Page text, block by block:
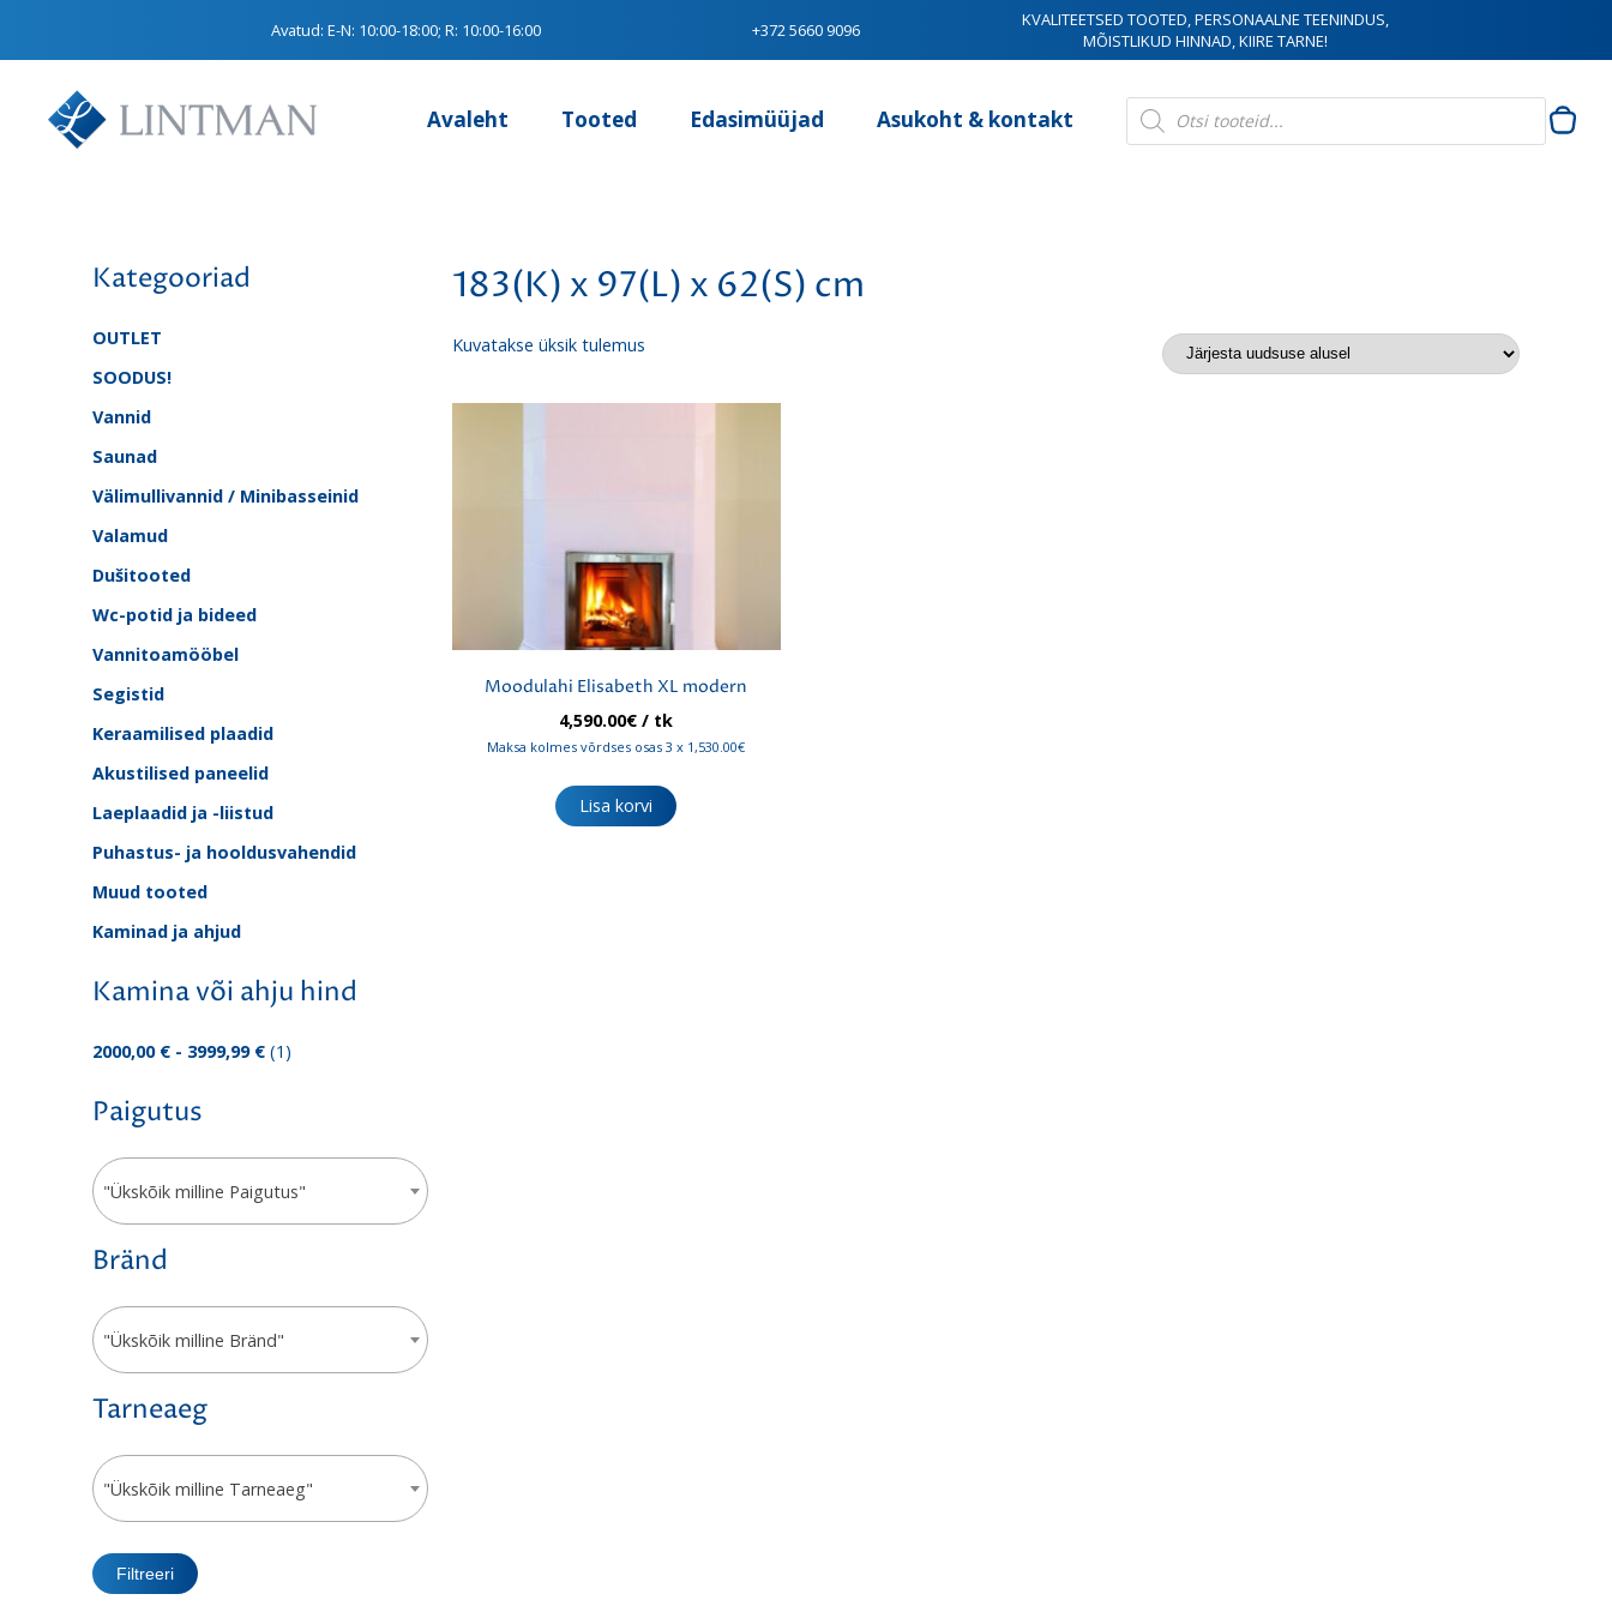
Avatud:E-N: 10:00-18:00; R: 10:00-16:00 +372 5660 9096
KVALITEETSED TOOTED, PERSONAALNE TEENINDUS,
MÕISTLIKUD HINNAD, KIIRE TARNE!
Avaleht Tooted Edasimüüjad Asukoht & kontakt
Products
search
Kategooriad
OUTLET
SOODUS!
Vannid
Saunad
Välimullivannid / Minibasseinid
Valamud
Dušitooted
Wc-potid ja bideed
Vannitoamööbel
Segistid
Keraamilised plaadid
Akustilised paneelid
Laeplaadid ja -liistud
Puhastus- ja hooldusvahendid
Muud tooted
Kaminad ja ahjud
Kamina või ahju hind
2000,00 € - 3999,99 € (1)
Paigutus
"Ükskõik milline Paigutus"
Bränd
"Ükskõik milline Bränd"
Tarneaeg
"Ükskõik milline Tarneaeg"
Filtreeri
183(K) x 97(L) x 62(S) cm
Kuvatakse üksik tulemus
Moodulahi Elisabeth XL modern
4,590.00€ / tk
Maksa kolmes võrdses osas 3 x 1,530.00€
Lisa korvi